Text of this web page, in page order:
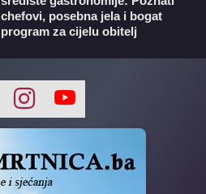
chefovi, posebna jela i bogat
program za cijelu obitelj